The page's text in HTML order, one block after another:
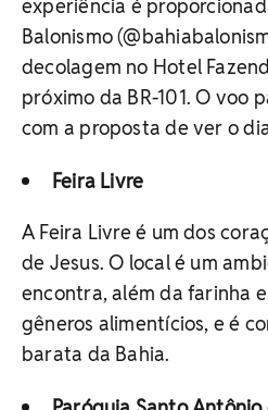
experiência é
Balonismo
decolagem no Hotel
próximo da BR-101. O voo
com a proposta de ver o
Feira Livre
A Feira Livre é um dos
de Jesus. O local é um
encontra, além da farinha
gêneros alimentícios, e é
barata da Bahia.